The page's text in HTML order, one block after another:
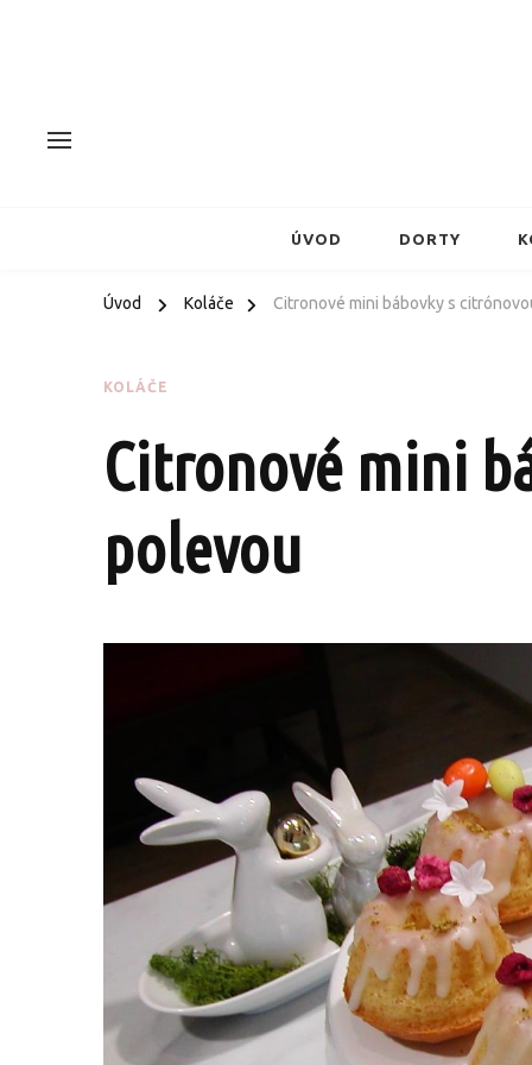
ÚVOD DORTY
Úvod Koláče Citronové mini bábovky s
KOLÁČE
Citronové mini
polevou